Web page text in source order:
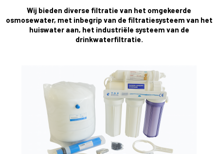
Wij bieden diverse filtratie van het omgekeerde
osmosewater, met inbegrip van de filtratiesysteem van het
huiswater aan, het industriële systeem van de
drinkwaterfiltratie.